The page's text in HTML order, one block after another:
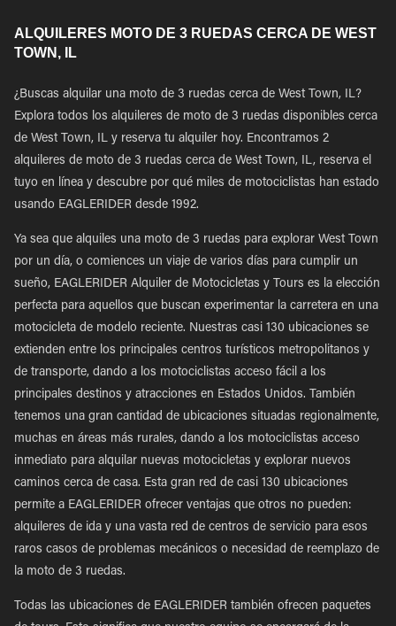
ALQUILERES MOTO DE 3 RUEDAS CERCA DE WEST
TOWN, IL
¿Buscas alquilar una moto de 3 ruedas cerca de West Town, IL?
Explora todos los alquileres de moto de 3 ruedas disponibles cerca
de West Town, IL y reserva tu alquiler hoy. Encontramos 2
alquileres de moto de 3 ruedas cerca de West Town, IL, reserva el
tuyo en línea y descubre por qué miles de motociclistas han estado
usando EAGLERIDER desde 1992.
Ya sea que alquiles una moto de 3 ruedas para explorar West Town
por un día, o comiences un viaje de varios días para cumplir un
sueño, EAGLERIDER Alquiler de Motocicletas y Tours es la elección
perfecta para aquellos que buscan experimentar la carretera en una
motocicleta de modelo reciente. Nuestras casi 130 ubicaciones se
extienden entre los principales centros turísticos metropolitanos y
de transporte, dando a los motociclistas acceso fácil a los
principales destinos y atracciones en Estados Unidos. También
tenemos una gran cantidad de ubicaciones situadas regionalmente,
muchas en áreas más rurales, dando a los motociclistas acceso
inmediato para alquilar nuevas motocicletas y explorar nuevos
caminos cerca de casa. Esta gran red de casi 130 ubicaciones
permite a EAGLERIDER ofrecer ventajas que otros no pueden:
alquileres de ida y una vasta red de centros de servicio para esos
raros casos de problemas mecánicos o necesidad de reemplazo de
la moto de 3 ruedas.
Todas las ubicaciones de EAGLERIDER también ofrecen paquetes